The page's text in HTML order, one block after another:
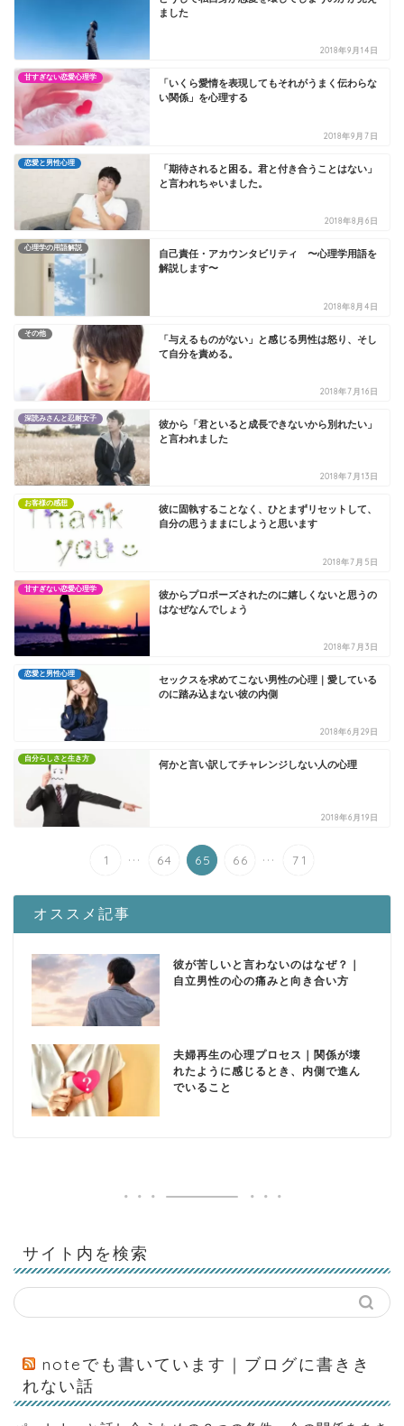
ました
2018年9月14日
甘すぎない恋愛心理学
「いくら愛情を表現してもそれがうまく伝わらな
い関係」を心理する
2018年9月7日
恋愛と男性心理
「期待されると困る。君と付き合うことはない」
と言われちゃいました。
2018年8月6日
心理学の用語解説
自己責任・アカウンタビリティ 〜心理学用語を
解説します〜
2018年8月4日
その他
「与えるものがない」と感じる男性は怒り、そし
て自分を責める。
2018年7月16日
深読みさんと忍耐女子
彼から「君といると成長できないから別れたい」
と言われました
2018年7月13日
お客様の感想
彼に固執することなく、ひとまずリセットして、
自分の思うままにしようと思います
2018年7月5日
甘すぎない恋愛心理学
彼からプロポーズされたのに嬉しくないと思うの
はなぜなんでしょう
2018年7月3日
恋愛と男性心理
セックスを求めてこない男性の心理｜愛している
のに踏み込まない彼の内側
2018年6月29日
自分らしさと生き方
何かと言い訳してチャレンジしない人の心理
2018年6月19日
1 ... 64 65 66 ... 71
オススメ記事
彼が苦しいと言わないのはなぜ？｜
自立男性の心の痛みと向き合い方
夫婦再生の心理プロセス｜関係が壊
れたように感じるとき、内側で進ん
でいること
サイト内を検索
noteでも書いています｜ブログに書きき
れない話